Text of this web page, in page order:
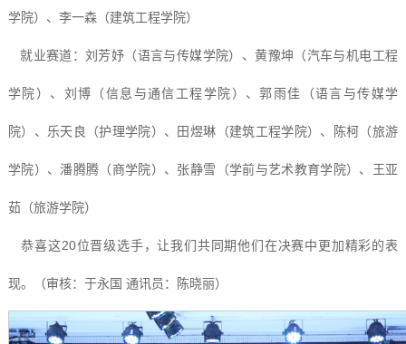
学院）、李一森（建筑工程学院）
就业赛道：刘芳妤（语言与传媒学院）、黄豫坤（汽车与机电工程
学院）、刘博（信息与通信工程学院）、郭雨佳（语言与传媒学
院）、乐天良（护理学院）、田煜琳（建筑工程学院）、陈柯（旅游
学院）、潘腾腾（商学院）、张静雪（学前与艺术教育学院）、王亚
茹（旅游学院）
恭喜这20位晋级选手，让我们共同期他们在决赛中更加精彩的表
现。（审核：于永国 通讯员：陈晓丽）